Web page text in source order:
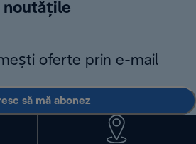
noutățile
oferte prin e-mail
să mă abonez